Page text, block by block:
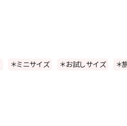
＊ミニサイズ ＊お試しサイズ ＊